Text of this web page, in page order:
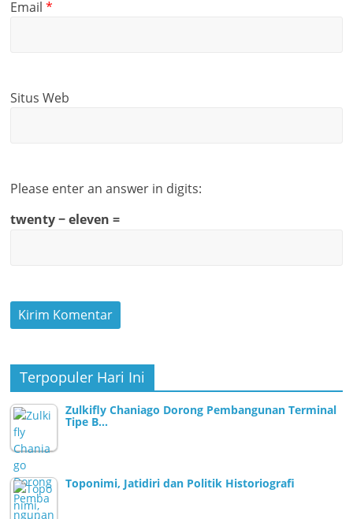
Email*
Situs Web
Please enter an answer in digits:
twenty − eleven =
Terpopuler Hari Ini
Zulkifly Chaniago Dorong Pembangunan Terminal
Tipe B…
Toponimi, Jatidiri dan Politik Historiografi